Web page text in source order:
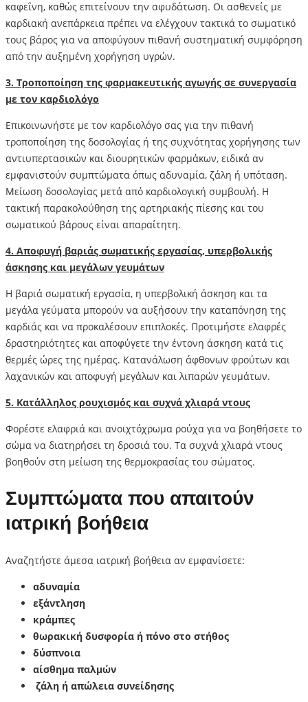
καφεΐνη, καθώς επιτείνουν την αφυδάτωση. Οι ασθενείς με
καρδιακή ανεπάρκεια πρέπει να ελέγχουν τακτικά το σωματικό
τους βάρος για να αποφύγουν πιθανή συστηματική συμφόρηση
από την αυξημένη χορήγηση υγρών.
3. Τροποποίηση της φαρμακευτικής αγωγής σε συνεργασία
με τον καρδιολόγο
Επικοινωνήστε με τον καρδιολόγο σας για την πιθανή
τροποποίηση της δοσολογίας ή της συχνότητας χορήγησης των
αντιυπερτασικών και διουρητικών φαρμάκων, ειδικά αν
εμφανιστούν συμπτώματα όπως αδυναμία, ζάλη ή υπόταση.
Μείωση δοσολογίας μετά από καρδιολογική συμβουλή. Η
τακτική παρακολούθηση της αρτηριακής πίεσης και του
σωματικού βάρους είναι απαραίτητη.
4. Αποφυγή βαριάς σωματικής εργασίας, υπερβολικής
άσκησης και μεγάλων γευμάτων
Η βαριά σωματική εργασία, η υπερβολική άσκηση και τα
μεγάλα γεύματα μπορούν να αυξήσουν την καταπόνηση της
καρδιάς και να προκαλέσουν επιπλοκές. Προτιμήστε ελαφρές
δραστηριότητες και αποφύγετε την έντονη άσκηση κατά τις
θερμές ώρες της ημέρας. Κατανάλωση άφθονων φρούτων και
λαχανικών και αποφυγή μεγάλων και λιπαρών γευμάτων.
5. Κατάλληλος ρουχισμός και συχνά χλιαρά ντους
Φορέστε ελαφριά και ανοιχτόχρωμα ρούχα για να βοηθήσετε το
σώμα να διατηρήσει τη δροσιά του. Τα συχνά χλιαρά ντους
βοηθούν στη μείωση της θερμοκρασίας του σώματος.
Συμπτώματα που απαιτούν
ιατρική βοήθεια
Αναζητήστε άμεσα ιατρική βοήθεια αν εμφανίσετε:
αδυναμία
εξάντληση
κράμπες
θωρακική δυσφορία ή πόνο στο στήθος
δύσπνοια
αίσθημα παλμών
ζάλη ή απώλεια συνείδησης